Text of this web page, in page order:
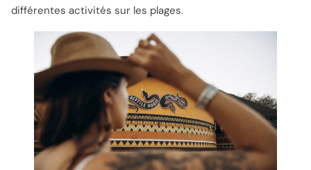
différentes activités sur les plages.